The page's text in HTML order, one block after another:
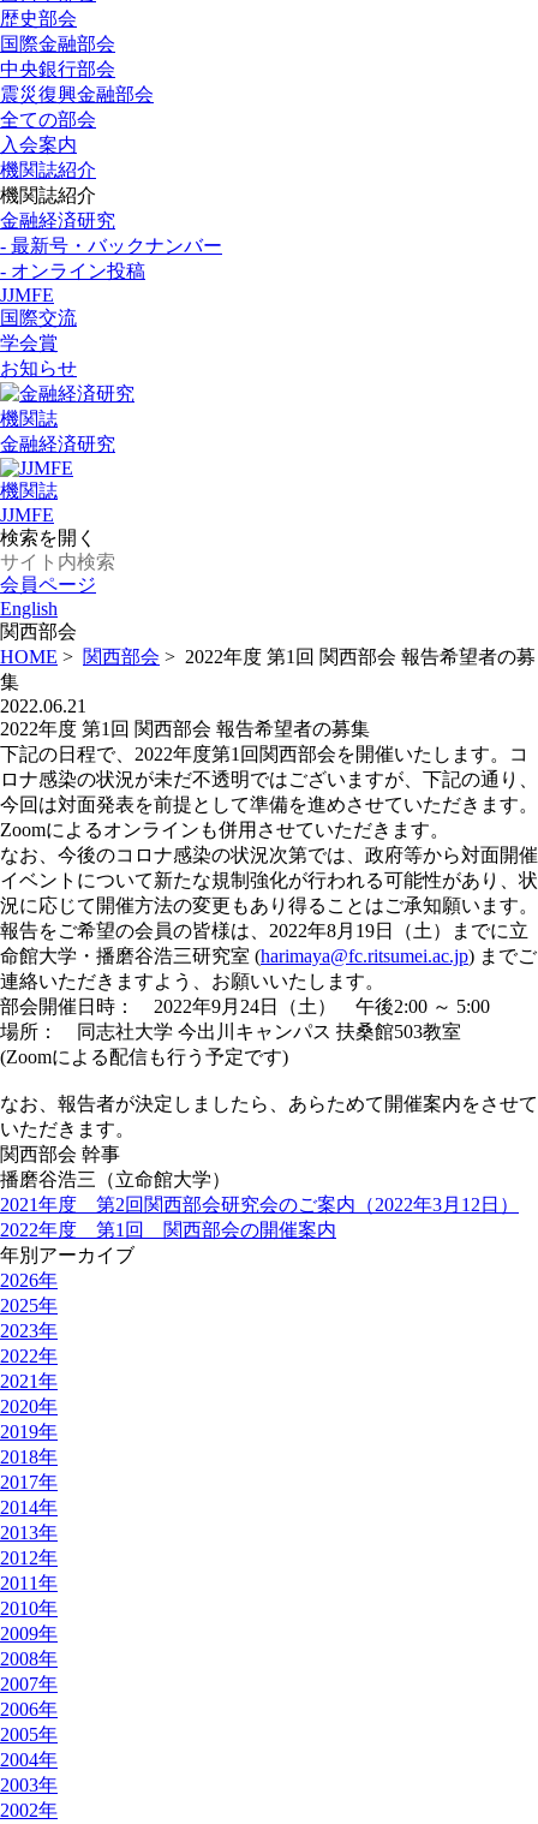
歴史部会
国際金融部会
中央銀行部会
震災復興金融部会
全ての部会
入会案内
機関誌紹介
機関誌紹介
金融経済研究
- 最新号・バックナンバー
- オンライン投稿
JJMFE
国際交流
学会賞
お知らせ
機関誌
金融経済研究
機関誌
JJMFE
検索を開く
会員ページ
English
関西部会
HOME > 関西部会 > 2022年度 第1回 関西部会 報告希望者の募
集
2022.06.21
2022年度 第1回 関西部会 報告希望者の募集
下記の日程で、2022年度第1回関西部会を開催いたします。コ
ロナ感染の状況が未だ不透明ではございますが、下記の通り、
今回は対面発表を前提として準備を進めさせていただきます。
Zoomによるオンラインも併用させていただきます。
なお、今後のコロナ感染の状況次第では、政府等から対面開催
イベントについて新たな規制強化が行われる可能性があり、状
況に応じて開催方法の変更もあり得ることはご承知願います。
報告をご希望の会員の皆様は、2022年8月19日（土）までに立
命館大学・播磨谷浩三研究室 (harimaya@fc.ritsumei.ac.jp) までご
連絡いただきますよう、お願いいたします。
部会開催日時： 2022年9月24日（土） 午後2:00 ～ 5:00
場所： 同志社大学 今出川キャンパス 扶桑館503教室
(Zoomによる配信も行う予定です)
なお、報告者が決定しましたら、あらためて開催案内をさせて
いただきます。
関西部会 幹事
播磨谷浩三（立命館大学）
2021年度 第2回関西部会研究会のご案内（2022年3月12日）
2022年度 第1回 関西部会の開催案内
年別アーカイブ
2026年
2025年
2023年
2022年
2021年
2020年
2019年
2018年
2017年
2014年
2013年
2012年
2011年
2010年
2009年
2008年
2007年
2006年
2005年
2004年
2003年
2002年